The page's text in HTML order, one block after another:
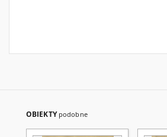
OBIEKTY podobne